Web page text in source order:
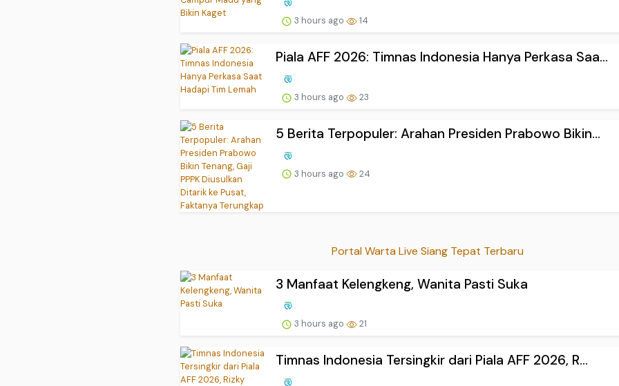
3 hours ago 14
Piala AFF 2026: Timnas Indonesia Hanya Perkasa Saa...
3 hours ago 23
5 Berita Terpopuler: Arahan Presiden Prabowo Bikin...
3 hours ago 24
Portal Warta Live Siang Tepat Terbaru
3 Manfaat Kelengkeng, Wanita Pasti Suka
3 hours ago 21
Timnas Indonesia Tersingkir dari Piala AFF 2026, R...